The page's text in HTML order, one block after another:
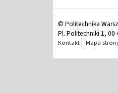
© Politechnika
Pl. Politechniki 1,
Kontakt Mapa